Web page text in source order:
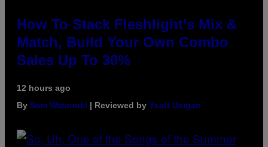
How To Stack Fleshlight’s Mix &
Match, Build Your Own Combo
Sales Up To 30%
12 hours ago
By Sam Watanuki | Reviewed by Ysolt Usigan